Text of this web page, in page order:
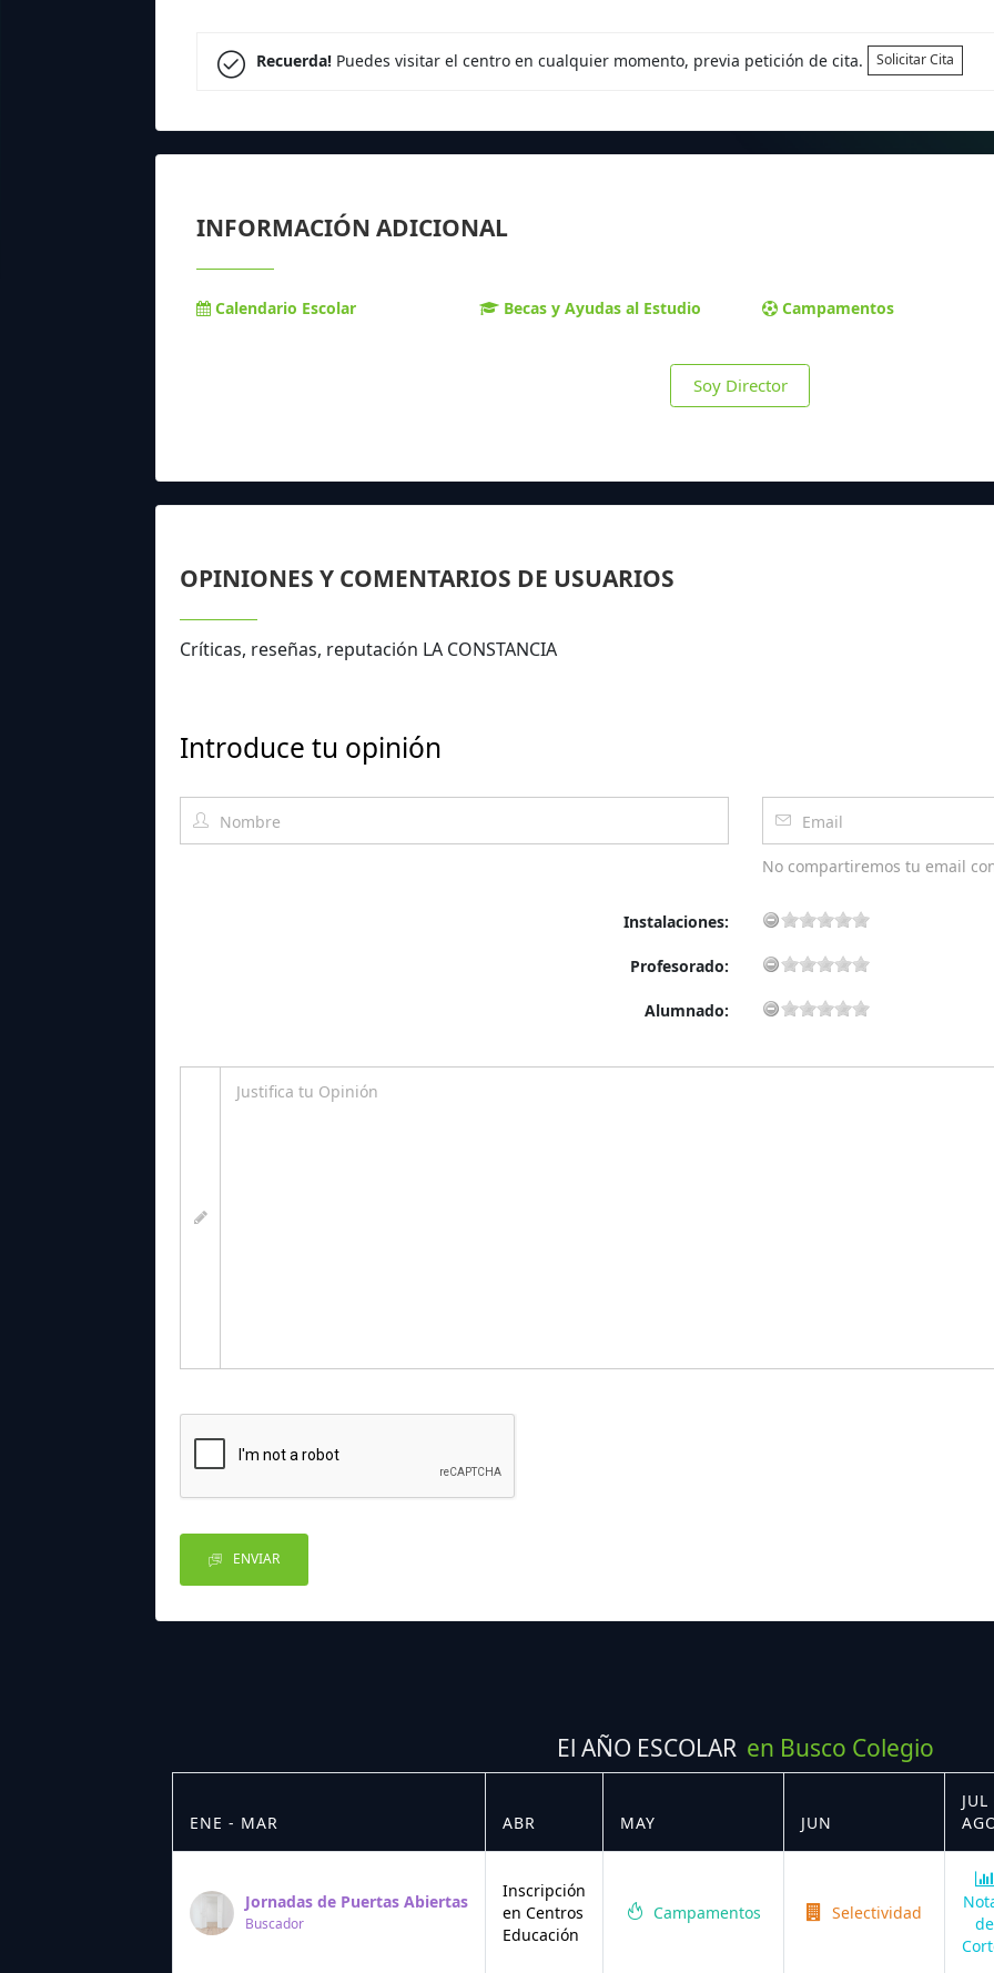
Recuerda!Puedes visitar el centro en cualquier momento, previa petición de cita. Solicitar Cita
INFORMACIÓN ADICIONAL
Calendario Escolar Becas y Ayudas al Estudio Campamentos
Soy Director
OPINIONES Y COMENTARIOS DE USUARIOS
Críticas, reseñas, reputación LA CONSTANCIA
Introduce tu opinión
No compartiremos tu email
Instalaciones:
Profesorado:
Alumnado:
ENVIAR
El AÑO ESCOLAR en Busco Colegio
ENE - MAR ABR MAY JUN
JUL
Jornadas de Puertas Abiertas
Buscador
Inscripción
en Centros
Educación
Campamentos Selectividad
de